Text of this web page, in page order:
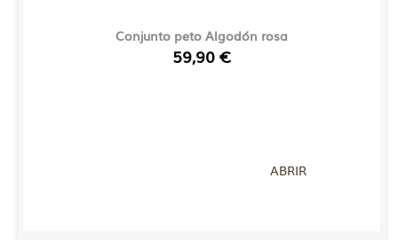
Conjunto peto Algodón rosa
59,90 €
ABRIR